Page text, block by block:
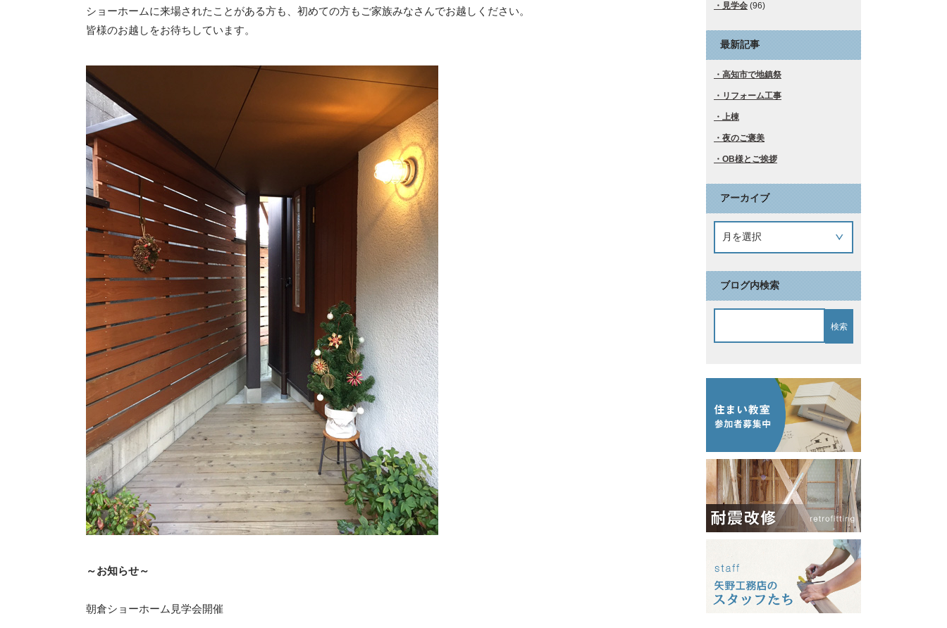
ショーホームに来場されたことがある方も、初めての方もご家族みなさんでお越しください。
皆様のお越しをお待ちしています。
～お知らせ～
朝倉ショーホーム見学会開催
見学会 (96)
最新記事
高知市で地鎮祭
リフォーム工事
上棟
夜のご褒美
OB様とご挨拶
アーカイブ
ブログ内検索